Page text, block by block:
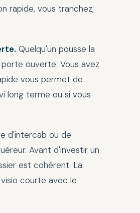
rapide, vous tranchez,
Quelqu'un pousse la
ouverte. Vous avez
vous permet de
long terme ou si vous
d'intercab ou de
Avant d'investir un
est cohérent. La
courte avec le